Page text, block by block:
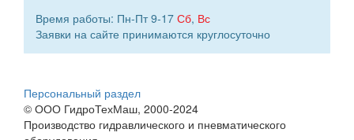
Время работы: Пн-Пт 9-17 Сб, Вс
Заявки на сайте принимаются круглосуточно
Персональный раздел
© ООО ГидроТехМаш, 2000-2024
Производство гидравлического и пневматического